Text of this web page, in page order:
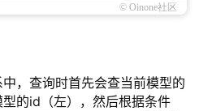
© Oinone社区
，查询时首先会查当前模型的
的id（左），然后根据条件